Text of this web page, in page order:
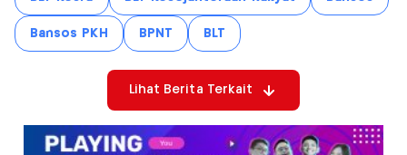
Bansos PKH BPNT BLT
Lihat Berita Terkait